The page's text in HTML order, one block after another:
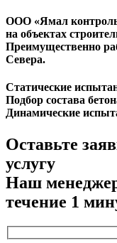
ООО «Ямал
на объектах
Преимущественно
Севера.
Статические
Подбор состава
Динамические
Оставьте
услугу
Наш
течение 1